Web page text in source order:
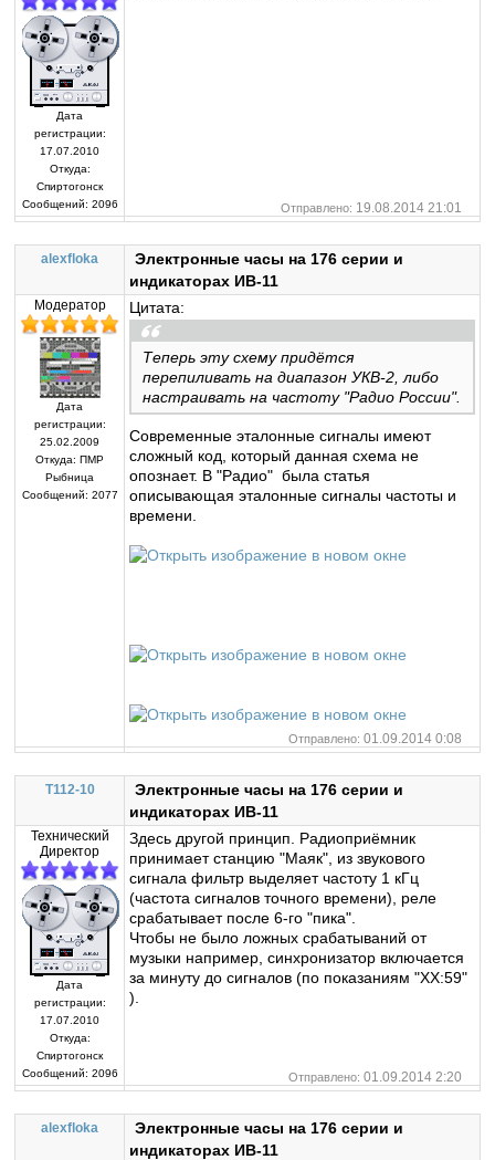
Дата
регистрации:
17.07.2010
Откуда:
Спиртогонск
Сообщений: 2096 Отправлено: 19.08.2014 21:01
alexfloka
Электронные часы на 176 серии и
индикаторах ИВ-11
Модератор
Дата
регистрации:
25.02.2009
Откуда: ПМР
Рыбница
Сообщений: 2077
Цитата:
Теперь эту схему придётся
перепиливать на диапазон УКВ-2, либо
настраивать на частоту "Радио России".
Современные эталонные сигналы имеют
сложный код, который данная схема не
опознает. В "Радио" была статья
описывающая эталонные сигналы частоты и
времени.
Отправлено: 01.09.2014 0:08
T112-10
Электронные часы на 176 серии и
индикаторах ИВ-11
Технический
Директор
Дата
регистрации:
17.07.2010
Откуда:
Спиртогонск
Сообщений: 2096
Здесь другой принцип. Радиоприёмник
принимает станцию "Маяк", из звукового
сигнала фильтр выделяет частоту 1 кГц
(частота сигналов точного времени), реле
срабатывает после 6-го "пика".
Чтобы не было ложных срабатываний от
музыки например, синхронизатор включается
за минуту до сигналов (по показаниям "ХХ:59"
).
Отправлено: 01.09.2014 2:20
alexfloka
Электронные часы на 176 серии и
индикаторах ИВ-11